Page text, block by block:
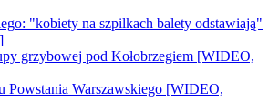
"kobiety na szpilkach balety odstawiają"
grzybowej pod Kołobrzegiem [WIDEO,
Powstania Warszawskiego [WIDEO,